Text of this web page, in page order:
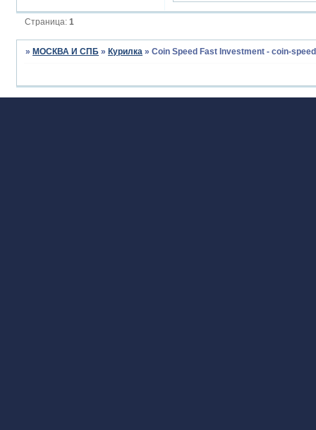
Страница:1
» МОСКВА И СПБ » Курилка »Coin Speed Fast Investment - coin-